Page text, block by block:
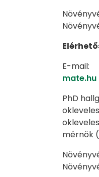
E-
mate.hu
PhD
mérnök